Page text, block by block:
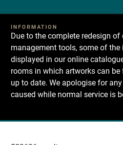
INFORMATION
Due to the complete redesign
management tools, some of
displayed in our online
rooms in which artworks can
up to date. We apologise for
caused while normal service is
Recherche